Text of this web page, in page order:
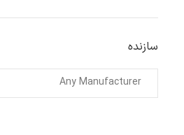
سازنده
Any Manufacturer